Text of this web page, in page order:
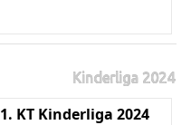
Kinderliga 2024
1. KT Kinderliga 2024